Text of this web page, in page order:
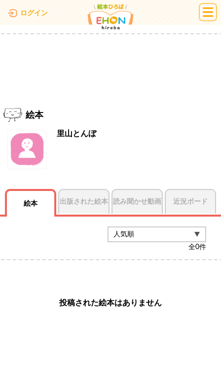
ログイン 絵本ひろば
絵本
里山とんぼ
絵本 出版された絵本 読み聞かせ動画 近況ボード
全0件
投稿された絵本はありません